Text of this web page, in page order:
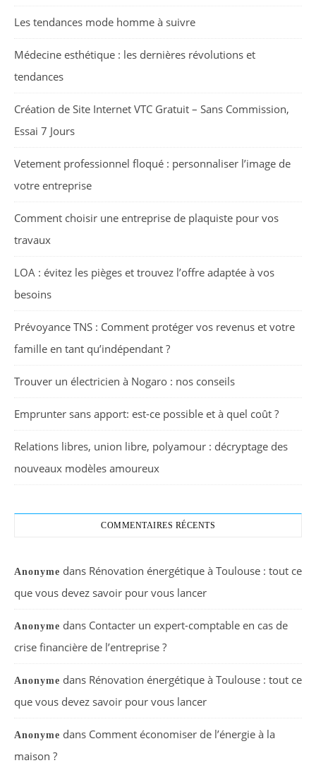
Les tendances mode homme à suivre
Médecine esthétique : les dernières révolutions et
tendances
Création de Site Internet VTC Gratuit – Sans Commission,
Essai 7 Jours
Vetement professionnel floqué : personnaliser l’image de
votre entreprise
Comment choisir une entreprise de plaquiste pour vos
travaux
LOA : évitez les pièges et trouvez l’offre adaptée à vos
besoins
Prévoyance TNS : Comment protéger vos revenus et votre
famille en tant qu’indépendant ?
Trouver un électricien à Nogaro : nos conseils
Emprunter sans apport: est-ce possible et à quel coût ?
Relations libres, union libre, polyamour : décryptage des
nouveaux modèles amoureux
COMMENTAIRES RÉCENTS
Anonyme dans Rénovation énergétique à Toulouse : tout ce
que vous devez savoir pour vous lancer
Anonyme dans Contacter un expert-comptable en cas de
crise financière de l’entreprise ?
Anonyme dans Rénovation énergétique à Toulouse : tout ce
que vous devez savoir pour vous lancer
Anonyme dans Comment économiser de l’énergie à la
maison ?